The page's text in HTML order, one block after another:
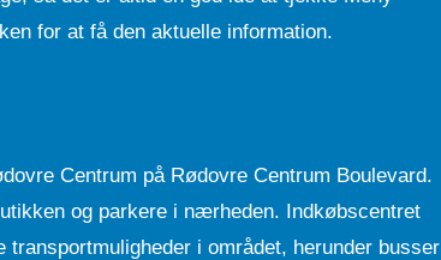
for at få den aktuelle information.
Centrum på Rødovre Centrum Boulevard.
og parkere i nærheden. Indkøbscentret
i området, herunder busser